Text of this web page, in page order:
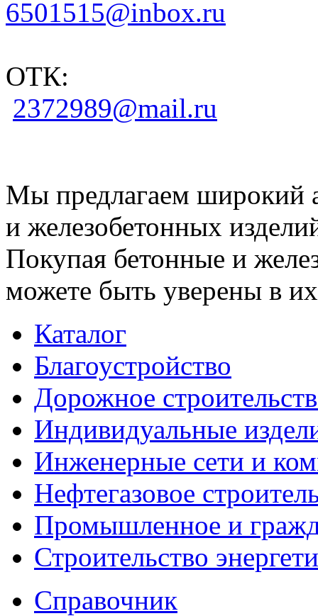
6501515@inbox.ru
ОТК:
2372989@mail.ru
Мы предлагаем широкий
и железобетонных
Покупая бетонные и
можете быть уверены в их
Каталог
Благоустройство
Дорожное
Индивидуальные
Инженерные сети и
Нефтегазовое
Промышленное и
Строительство
Справочник